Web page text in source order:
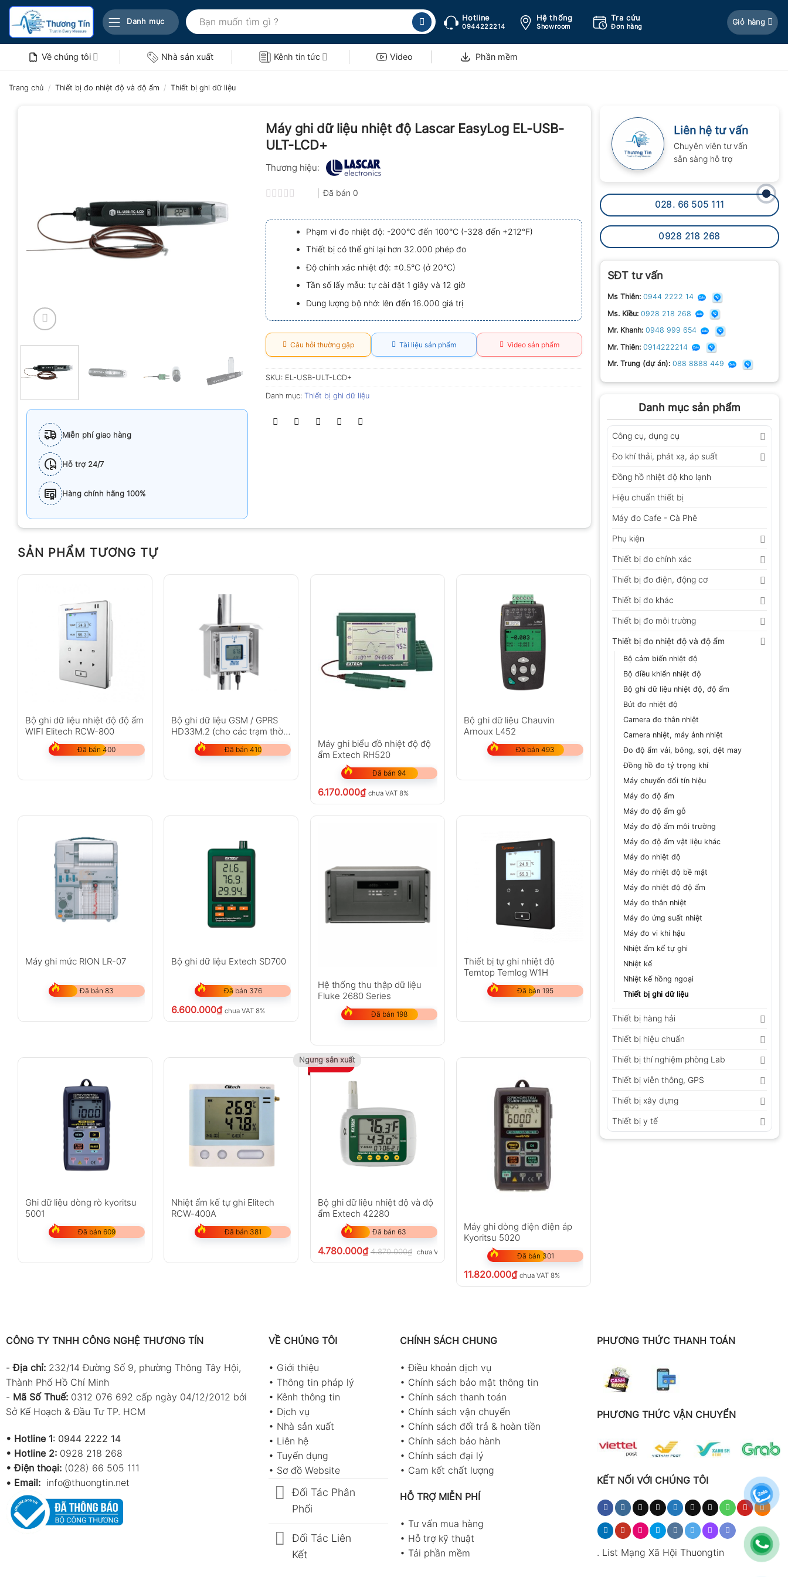
Bỏ
nội
Danh mục
Tìm
kiếm:
Hotline
0944222214
Hệ thống
Showroom
Tra cứu
Đơn hàng
Giỏ hàng
Về chúng tôi Nhà sản xuất Kênh tin tức Video Phần mềm
Trang chủ / Thiết bị đo nhiệt độ và độ ẩm / Thiết bị ghi dữ liệu
Liên hệ tư vấn
Chuyên viên tư vấn
sẵn sàng hỗ trợ
028. 66 505 111
0928 218 268
SĐT tư vấn
Ms Thiên: 0944 2222 14
Ms. Kiều: 0928 218 268
Mr. Khanh: 0948 999 654
Mr. Thiên: 0914222214
Mr. Trung (dự án): 088 8888 449
Danh mục sản phẩm
Công cụ, dụng cụ
Đo khí thải, phát xạ, áp suất
Đồng hồ nhiệt độ kho lạnh
Hiệu chuẩn thiết bị
Máy đo Cafe - Cà Phê
Phụ kiện
Thiết bị đo chính xác
Thiết bị đo điện, động cơ
Thiết bị đo khác
Thiết bị đo môi trường
Thiết bị đo nhiệt độ và độ ẩm
Bộ cảm biến nhiệt độ
Bộ điều khiển nhiệt độ
Bộ ghi dữ liệu nhiệt độ, độ ẩm
Bút đo nhiệt độ
Camera đo thân nhiệt
Camera nhiệt, máy ảnh nhiệt
Đo độ ẩm vải, bông, sợi, dệt may
Đồng hồ đo tỷ trọng khí
Máy chuyển đổi tín hiệu
Máy đo độ ẩm
Máy đo độ ẩm gỗ
Máy đo độ ẩm môi trường
Máy đo độ ẩm vật liệu khác
Máy đo nhiệt độ
Máy đo nhiệt độ bề mặt
Máy đo nhiệt độ độ ẩm
Máy đo thân nhiệt
Máy đo ứng suất nhiệt
Máy đo vi khí hậu
Nhiệt ẩm kế tự ghi
Nhiệt kế
Nhiệt kế hồng ngoại
Thiết bị ghi dữ liệu
Thiết bị hàng hải
Thiết bị hiệu chuẩn
Thiết bị thí nghiệm phòng Lab
Thiết bị viễn thông, GPS
Thiết bị xây dựng
Thiết bị y tế
Miễn phí giao hàng
Hỗ trợ 24/7
Hàng chính hãng 100%
Máy ghi dữ liệu nhiệt độ Lascar EasyLog EL-USB-
ULT-LCD+
Thương hiệu:
xếp
hạng
0.0
5
sao
Đã bán 0
Phạm vi đo nhiệt độ: -200°C đến 100°C (-328 đến +212°F)
Thiết bị có thể ghi lại hơn 32.000 phép đo
Độ chính xác nhiệt độ: ±0.5°C (ở 20°C)
Tần số lấy mẫu: tự cài đặt 1 giây và 12 giờ
Dung lượng bộ nhớ: lên đến 16.000 giá trị
Câu hỏi thường gặp Tài liệu sản phẩm Video sản phẩm
SKU: EL-USB-ULT-LCD+
Danh mục: Thiết bị ghi dữ liệu
SẢN PHẨM TƯƠNG TỰ
Bộ ghi dữ liệu nhiệt độ độ ẩm
WIFI Elitech RCW-800
Đã bán 400
Bộ ghi dữ liệu GSM / GPRS
HD33M.2 (cho các trạm thời
Đã bán 410
Máy ghi biểu đồ nhiệt độ độ
ẩm Extech RH520
Đã bán 94
6.170.000₫ chưa VAT 8%
Bộ ghi dữ liệu Chauvin
Arnoux L452
Đã bán 493
Máy ghi mức RION LR-07
Đã bán 83
Bộ ghi dữ liệu Extech SD700
Đã bán 376
6.600.000₫ chưa VAT 8%
Hệ thống thu thập dữ liệu
Fluke 2680 Series
Đã bán 198
Thiết bị tự ghi nhiệt độ
Temtop Temlog W1H
Đã bán 195
Ghi dữ liệu dòng rò kyoritsu
5001
Đã bán 609
Nhiệt ẩm kế tự ghi Elitech
RCW-400A
Đã bán 381
-2%
Ngưng sản xuất
Bộ ghi dữ liệu nhiệt độ và độ
ẩm Extech 42280
Đã bán 63
4.780.000₫ 4.870.000₫ chưa VAT 8%
Máy ghi dòng điện điện áp
Kyoritsu 5020
Đã bán 301
11.820.000₫ chưa VAT 8%
CÔNG TY TNHH CÔNG NGHỆ THƯƠNG TÍN
-Địa chỉ: 232/14 Đường Số 9, phường Thông Tây Hội,
Thành Phố Hồ Chí Minh
- Mã Số Thuế: 0312 076 692 cấp ngày 04/12/2012 bởi
Sở Kế Hoạch & Đầu Tư TP. HCM
• Hotline 1: 0944 2222 14
• Hotline 2: 0928 218 268
• Điện thoại: (028) 66 505 111
• Email: info@thuongtin.net
VỀ CHÚNG TÔI
• Giới thiệu
• Thông tin pháp lý
• Kênh thông tin
• Dịch vụ
• Nhà sản xuất
• Liên hệ
• Tuyển dụng
• Sơ đồ Website
Đối Tác Phân
Phối
Đối Tác Liên
Kết
CHÍNH SÁCH CHUNG
•Điều khoản dịch vụ
• Chính sách bảo mật thông tin
• Chính sách thanh toán
• Chính sách vận chuyển
• Chính sách đổi trả & hoàn tiền
• Chính sách bảo hành
• Chính sách đại lý
• Cam kết chất lượng
HỖ TRỢ MIỄN PHÍ
• Tư vấn mua hàng
• Hỗ trợ kỹ thuật
• Tải phần mềm
PHƯƠNG THỨC THANH TOÁN
PHƯƠNG THỨC VẬN CHUYỂN
KẾT NỐI VỚI CHÚNG TÔI
. List Mạng Xã Hội Thuongtin